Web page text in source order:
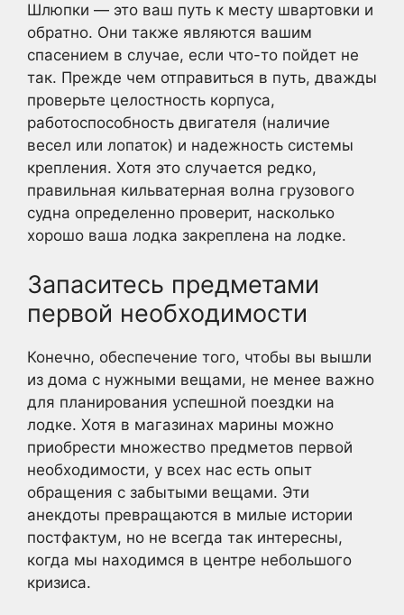
Шлюпки — это ваш путь к месту швартовки и
обратно. Они также являются вашим
спасением в случае, если что-то пойдет не
так. Прежде чем отправиться в путь, дважды
проверьте целостность корпуса,
работоспособность двигателя (наличие
весел или лопаток) и надежность системы
крепления. Хотя это случается редко,
правильная кильватерная волна грузового
судна определенно проверит, насколько
хорошо ваша лодка закреплена на лодке.
Запаситесь предметами
первой необходимости
Конечно, обеспечение того, чтобы вы вышли
из дома с нужными вещами, не менее важно
для планирования успешной поездки на
лодке. Хотя в магазинах марины можно
приобрести множество предметов первой
необходимости, у всех нас есть опыт
обращения с забытыми вещами. Эти
анекдоты превращаются в милые истории
постфактум, но не всегда так интересны,
когда мы находимся в центре небольшого
кризиса.